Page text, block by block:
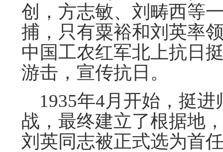
创，方志敏、刘畴西等
捕，只有粟裕和刘英率
中国工农红军北上抗日
游击，宣传抗日。
1935年4月开始，挺进
战，最终建立了根据地
刘英同志被正式选为首